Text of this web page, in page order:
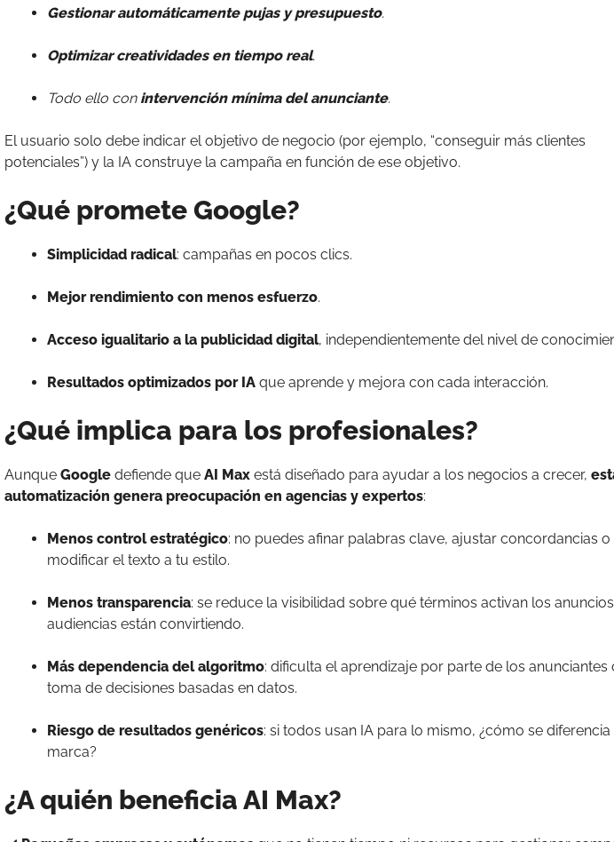
Gestionar automáticamente pujas y presupuesto.
Optimizar creatividades en tiempo real.
Todo ello con intervención mínima del anunciante.
El usuario solo debe indicar el objetivo de negocio (por ejemplo, “conseguir más clientes
potenciales”) y la IA construye la campaña en función de ese objetivo.
¿Qué promete Google?
Simplicidad radical: campañas en pocos clics.
Mejor rendimiento con menos esfuerzo.
Acceso igualitario a la publicidad digital, independientemente del nivel de
Resultados optimizados por IA que aprende y mejora con cada interacción.
¿Qué implica para los profesionales?
Aunque Google defiende que AI Max está diseñado para ayudar a los negocios a crecer,
automatización genera preocupación en agencias y expertos:
Menos control estratégico: no puedes afinar palabras clave, ajustar concordancias o
modificar el texto a tu estilo.
Menos transparencia: se reduce la visibilidad sobre qué términos activan los
audiencias están convirtiendo.
Más dependencia del algoritmo: dificulta el aprendizaje por parte de los anunciantes
toma de decisiones basadas en datos.
Riesgo de resultados genéricos: si todos usan IA para lo mismo, ¿cómo se diferencia
marca?
¿A quién beneficia AI Max?